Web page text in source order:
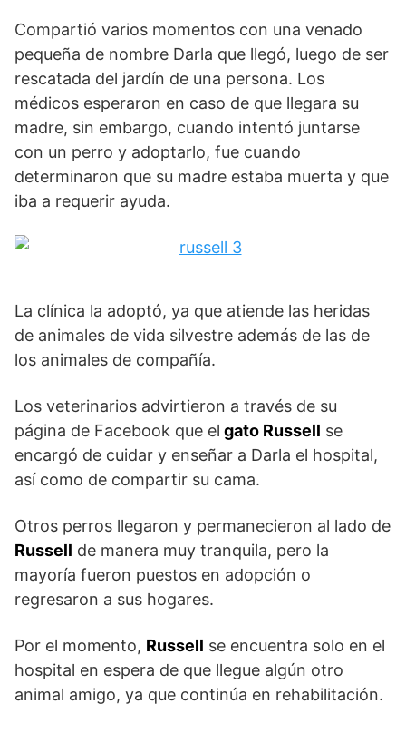
Compartió varios momentos con una venado
pequeña de nombre Darla que llegó, luego de ser
rescatada del jardín de una persona. Los
médicos esperaron en caso de que llegara su
madre, sin embargo, cuando intentó juntarse
con un perro y adoptarlo, fue cuando
determinaron que su madre estaba muerta y que
iba a requerir ayuda.
La clínica la adoptó, ya que atiende las heridas
de animales de vida silvestre además de las de
los animales de compañía.
Los veterinarios advirtieron a través de su
página de Facebook que el gato Russell se
encargó de cuidar y enseñar a Darla el hospital,
así como de compartir su cama.
Otros perros llegaron y permanecieron al lado de
Russell de manera muy tranquila, pero la
mayoría fueron puestos en adopción o
regresaron a sus hogares.
Por el momento, Russell se encuentra solo en el
hospital en espera de que llegue algún otro
animal amigo, ya que continúa en rehabilitación.